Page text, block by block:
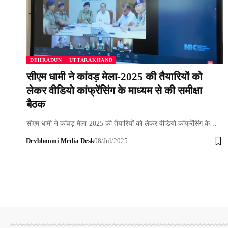
DEHRADUN UTTARAKHAND
सीएम धामी ने कांवड़ मेला-2025 की तैयारियों को
लेकर वीडियो कांफ्रेंसिंग के माध्यम से की समीक्षा
बैठक
सीएम धामी ने कांवड़ मेला-2025 की तैयारियों को लेकर वीडियो कांफ्रेंसिंग के…
Devbhoomi Media Desk08/Jul/2025